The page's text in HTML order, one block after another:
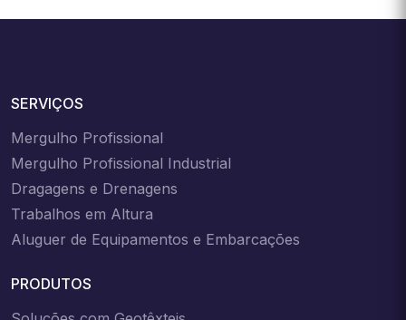
SERVIÇOS
Mergulho Profissional
Mergulho Profissional Industrial
Dragagens e Drenagens
Trabalhos em Altura
Aluguer de Equipamentos e Embarcações
PRODUTOS